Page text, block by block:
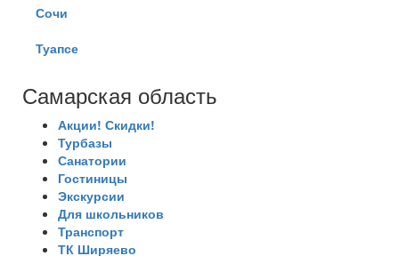
Сочи
Туапсе
Самарская область
Акции! Скидки!
Турбазы
Санатории
Гостиницы
Экскурсии
Для школьников
Транспорт
ТК Ширяево